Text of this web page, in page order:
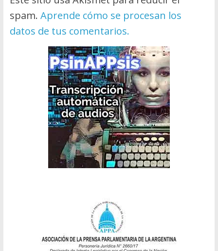
spam. Aprende cómo se procesan los
datos de tus comentarios.